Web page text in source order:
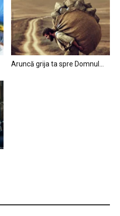
Aruncă grija ta spre Domnul…